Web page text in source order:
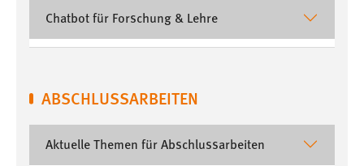
Chatbot für Forschung & Lehre
ABSCHLUSSARBEITEN
Aktuelle Themen für Abschlussarbeiten